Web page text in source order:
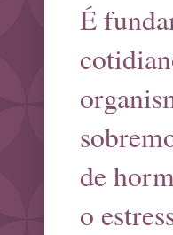
É
de
o